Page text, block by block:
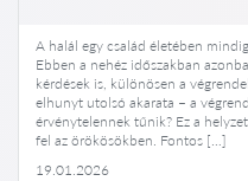
A halál egy család életében
Ebben a nehéz időszakban
kérdések is, különösen a
elhunyt utolsó akarata – a
érvénytelennek tűnik? Ez a
fel az örökösökben. Fontos […]
19.01.2026